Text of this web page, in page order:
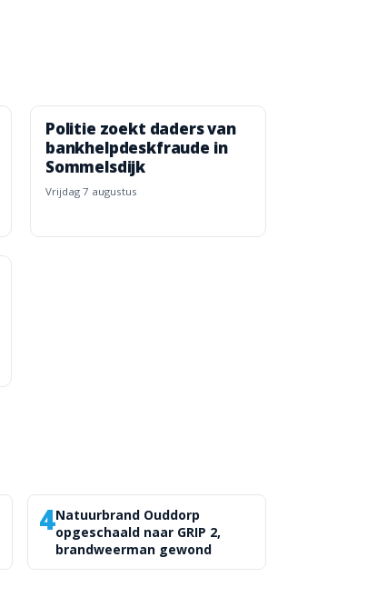
Politie zoekt daders van
bankhelpdeskfraude in
Sommelsdijk
vrijdag 7 augustus
4Natuurbrand Ouddorp
opgeschaald naar GRIP 2,
brandweerman gewond